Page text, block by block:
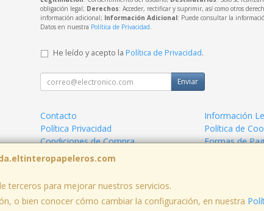
terceros para mejorar nuestros servicios.
o bien conocer cómo cambiar la configuración, en nuestra
obligación legal; Derechos: Acceder, rectificar y suprimir, así como otros
información adicional; Información Adicional: Puede consultar la
Datos en nuestra Política de Privacidad.
He leído y acepto la Política de Privacidad.
Enviar
Contacto
Información
Política Privacidad
Política de
Condiciones de Compra
Formas de
, , , , España. - C.I.F.: